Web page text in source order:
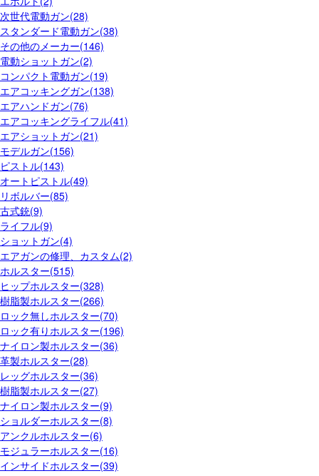
次世代電動ガン(28)
スタンダード電動ガン(38)
その他のメーカー(146)
電動ショットガン(2)
コンパクト電動ガン(19)
エアコッキングガン(138)
エアハンドガン(76)
エアコッキングライフル(41)
エアショットガン(21)
モデルガン(156)
ピストル(143)
オートピストル(49)
リボルバー(85)
古式銃(9)
ライフル(9)
ショットガン(4)
エアガンの修理、カスタム(2)
ホルスター(515)
ヒップホルスター(328)
樹脂製ホルスター(266)
ロック無しホルスター(70)
ロック有りホルスター(196)
ナイロン製ホルスター(36)
革製ホルスター(28)
レッグホルスター(36)
樹脂製ホルスター(27)
ナイロン製ホルスター(9)
ショルダーホルスター(8)
アンクルホルスター(6)
モジュラーホルスター(16)
インサイドホルスター(39)